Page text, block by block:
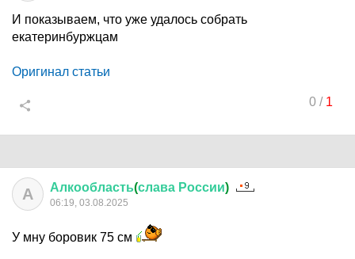
И показываем, что уже удалось собрать
екатеринбуржцам
Оригинал статьи
0/ 1
А Алкообласть(слава России)
06:19, 03.08.2025
У мну боровик 75 см